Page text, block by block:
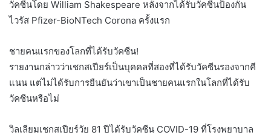
วัคซีนโดย William Shakespeare หลังจากได้รับวัคซีนป้องกัน
ไวรัส Pfizer-BioNTech Corona ครั้งแรก
ชายคนแรกของโลกที่ได้รับวัคซีน!
รายงานกล่าวว่าเชกสเปียร์เป็นบุคคลที่สองที่ได้รับวัคซีนรองจากคี
แนน แต่ไม่ได้รับการยืนยันว่าเขาเป็นชายคนแรกในโลกที่ได้รับ
วัคซีนหรือไม่
วิลเลียมเชกสเปียร์วัย 81 ปีได้รับวัคซีน COVID-19 ที่โรงพยาบาล